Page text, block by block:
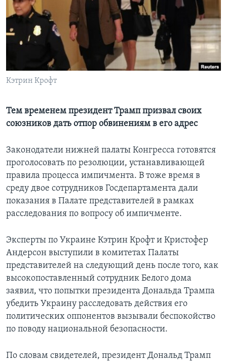
Learning English
СОЦИАЛЬНЫЕ СЕТИ
Кэтрин Крофт
Тем временем президент Трамп призвал своих
союзников дать отпор обвинениям в его адрес
Законодатели нижней палаты Конгресса готовятся
проголосовать по резолюции, устанавливающей
правила процесса импичмента. В тоже время в
среду двое сотрудников Госдепартамента дали
показания в Палате представителей в рамках
расследования по вопросу об импичменте.
Эксперты по Украине Кэтрин Крофт и Кристофер
Андерсон выступили в комитетах Палаты
представителей на следующий день после того, как
высокопоставленный сотрудник Белого дома
заявил, что попытки президента Дональда Трампа
убедить Украину расследовать действия его
политических оппонентов вызывали беспокойство
по поводу национальной безопасности.
По словам свидетелей, президент Дональд Трамп